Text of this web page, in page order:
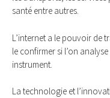
santé entre autres.
L’internet a le pouvoir de
le confirmer si l’on
instrument.
La technologie et